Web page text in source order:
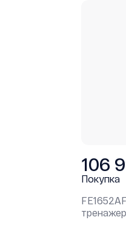
106
Покупка